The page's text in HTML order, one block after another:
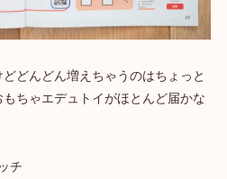
どんどん増えちゃうのはちょっと
ちゃエデュトイがほとんど届かな
チ